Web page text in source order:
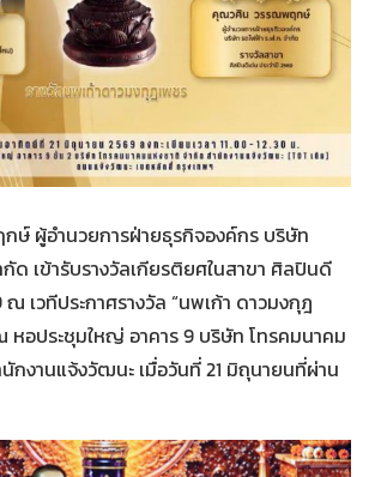
ษ์ ผู้อำนวยการฝ่ายธุรกิจองค์กร บริษัท
ด เข้ารับรางวัลเกียรติยศในสาขา ศิลปินดี
ณ เวทีประกาศรางวัล “นพเก้า ดาวมงกุฎ
หอประชุมใหญ่ อาคาร 9 บริษัท โทรคมนาคม
กงานแจ้งวัฒนะ เมื่อวันที่ 21 มิถุนายนที่ผ่าน